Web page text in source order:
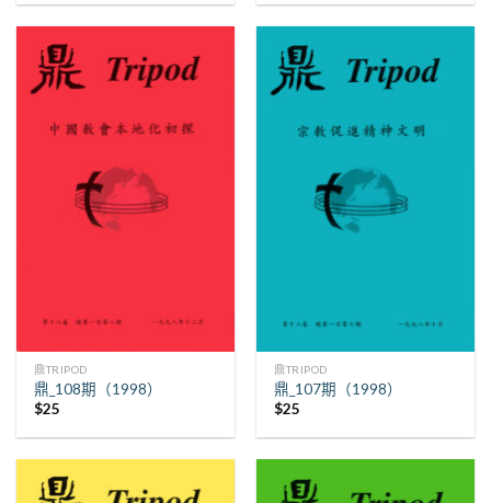
鼎TRIPOD
鼎_108期（1998）
$25
鼎TRIPOD
鼎_107期（1998）
$25